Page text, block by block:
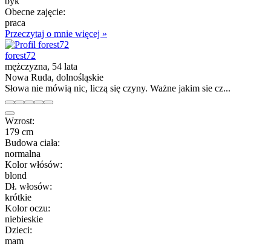
Obecne zajęcie:
praca
Przeczytaj o mnie więcej »
forest72
mężczyzna, 54 lata
Nowa Ruda, dolnośląskie
Słowa nie mówią nic, liczą się czyny. Ważne jakim sie cz...
Wzrost:
179 cm
Budowa ciała:
normalna
Kolor włósów:
blond
Dł. włosów:
krótkie
Kolor oczu:
niebieskie
Dzieci:
mam